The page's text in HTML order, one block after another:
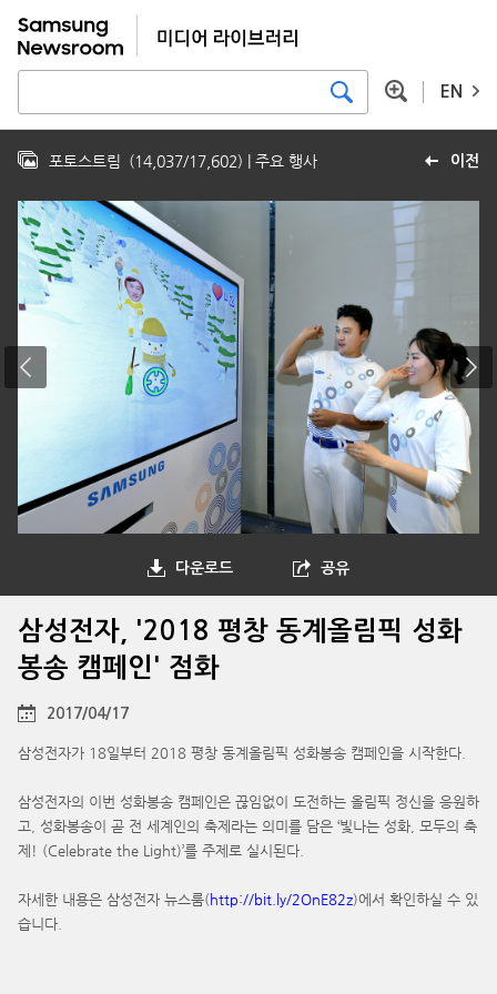
EN
이전
포토스트림 (14,037/17,602) | 주요 행사
다운로드 공유
삼성전자, '2018 평창 동계올림픽 성화
봉송 캠페인' 점화
2017/04/17
삼성전자가 18일부터 2018 평창 동계올림픽 성화봉송 캠페인을 시작한다.
삼성전자의 이번 성화봉송 캠페인은 끊임없이 도전하는 올림픽 정신을 응원하
고, 성화봉송이 곧 전 세계인의 축제라는 의미를 담은 ‘빛나는 성화, 모두의 축
제! (Celebrate the Light)’를 주제로 실시된다.
자세한 내용은 삼성전자 뉴스룸(http://bit.ly/2OnE82z)에서 확인하실 수 있
습니다.